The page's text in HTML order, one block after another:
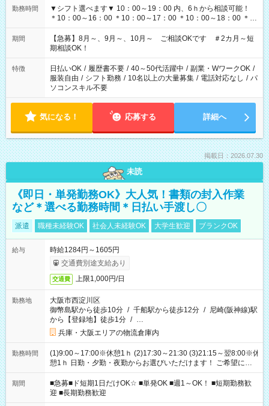
勤務時間
▼シフト選べます▼ 10：00～19：00 内、6ｈから相談可能！
＊10：00～16：00 ＊10：00～17：00 ＊10：00～18：00 ＊
11：00～19：00 ＊12：00～19：00 ＊13：00～19：00
期間
【急募】8月～、9月～、10月～ ご相談OKです ＃2カ月～短
期相談OK！
特徴 日払いOK / 履歴書不要 / 40～50代活躍中 / 副業・WワークOK /
服装自由 / シフト勤務 / 10名以上の大量募集 / 電話対応なし / パ
ソコンスキル不要
気になる！ 応募する 詳細へ
掲載日：2026.07.30
未読
《即日・単発勤務OK》大人気！書類の封入作業
など＊選べる勤務時間＊日払い手渡し〇
派遣 職種未経験OK 社会人未経験OK 大学生歓迎 ブランクOK
給与
時給1284円～1605円
交通費別途支給あり
交通費 上限1,000円/日
勤務地
大阪市西淀川区
御幣島駅から徒歩10分 / 千船駅から徒歩12分 / 尼崎(阪神線)駅
から【登録地】徒歩1分 / …
兵庫・大阪エリアの物流倉庫内
勤務時間
(1)9:00～17:00※休憩1ｈ (2)17:30～21:30 (3)21:15～翌8:00※休
憩1ｈ 日勤・夕勤・夜勤からお選びいただけます！ ご希望に合
わせて働けるお仕事です(*^^*) 【その他選べる勤務時間】 8-17
時/9-17時/9-18時/10-18時/11-21時/18-22時/20-翌4時/21-翌5
時/22-翌6時/0-翌8時 ご自身のご都合で選んで頂ける完全自由シ
フト！
期間
■急募■ド短期1日だけOK☆ ■単発OK ■週1～OK！ ■短期勤務歓
迎 ■長期勤務歓迎